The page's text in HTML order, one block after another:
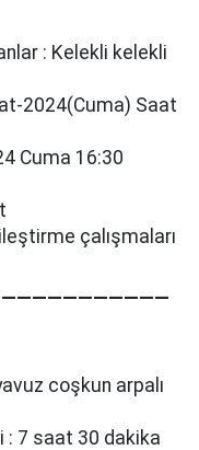
: Kelekli̇ kelekli̇
2024(Cuma) Saat
Cuma 16:30
çalışmaları
coşkun arpalı
: 7 saat 30 dakika